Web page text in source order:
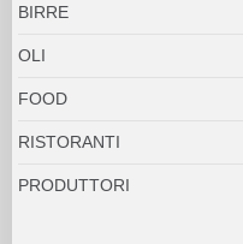
BIRRE
OLI
FOOD
RISTORANTI
PRODUTTORI